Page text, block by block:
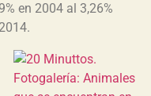
en 2004 al 3,26%